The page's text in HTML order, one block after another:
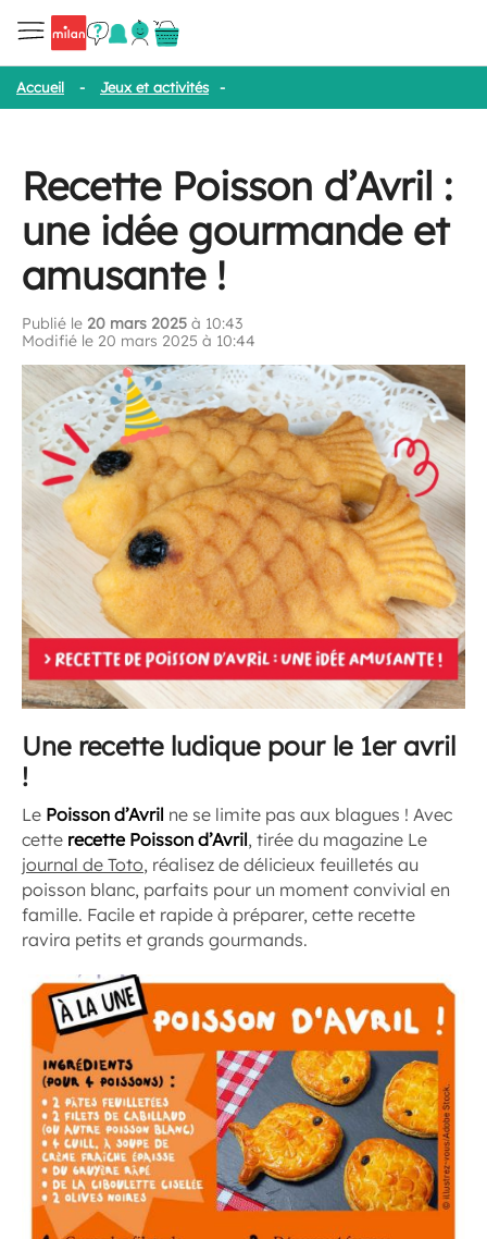
Accueil - Jeux et activités -
Recette Poisson d’Avril :
une idée gourmande et
amusante !
Publié le 20 mars 2025 à 10:43
Modifié le 20 mars 2025 à 10:44
Une recette ludique pour le 1er avril
!
Le Poisson d’Avril ne se limite pas aux blagues ! Avec
cette recette Poisson d’Avril, tirée du magazine Le
journal de Toto, réalisez de délicieux feuilletés au
poisson blanc, parfaits pour un moment convivial en
famille. Facile et rapide à préparer, cette recette
ravira petits et grands gourmands.